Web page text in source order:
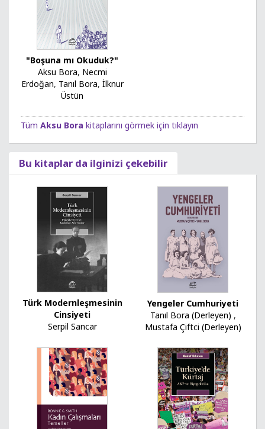
"Boşuna mı Okuduk?"
Aksu Bora, Necmi
Erdoğan, Tanıl Bora, İlknur
Üstün
Tüm Aksu Bora kitaplarını görmek için tıklayın
Bu kitaplar da ilginizi çekebilir
Türk Modernleşmesinin
Cinsiyeti
Serpil Sancar
Yengeler Cumhuriyeti
Tanıl Bora (Derleyen) ,
Mustafa Çiftci (Derleyen)